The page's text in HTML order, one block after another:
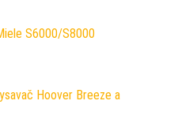
S6000/S8000
Hoover Breeze a